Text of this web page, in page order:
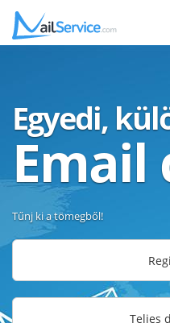
Egyedi,
Email
Tűnj ki a tömegből!
Teljes